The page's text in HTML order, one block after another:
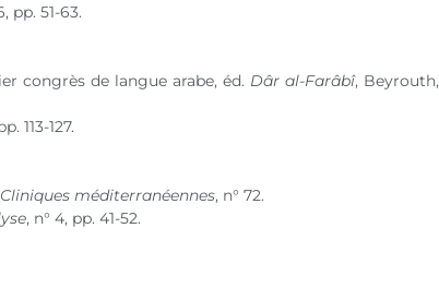
, pp. 51-63.
congrès de langue arabe, éd. Dâr al-Farâbî, Beyrouth,
113-127.
Cliniques méditerranéennes, n° 72.
, n° 4, pp. 41-52.